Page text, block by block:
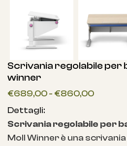
Scrivania regolabile per
winner
€689,00- €860,00
Dettagli:
Scrivania regolabile per
Moll Winner è una